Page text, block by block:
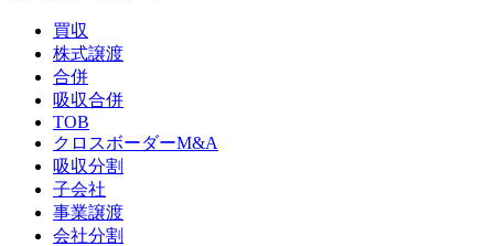
買収
株式譲渡
合併
吸収合併
TOB
クロスボーダーM&A
吸収分割
子会社
事業譲渡
会社分割